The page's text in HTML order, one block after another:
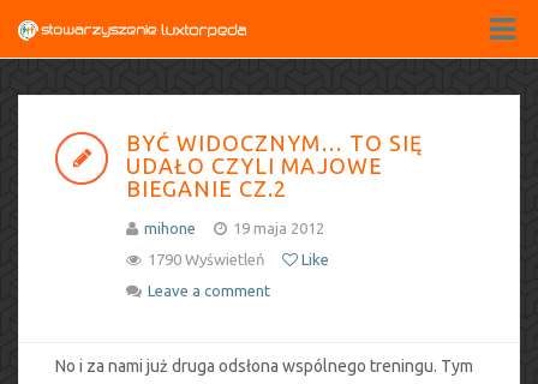
BYĆ WIDOCZNYM… TO SIĘ
UDAŁO CZYLI MAJOWE
BIEGANIE CZ.2
mihone
19 maja 2012
1790 Wyświetleń
Like
Leave a comment
No i za nami już druga odsłona wspólnego treningu. Tym